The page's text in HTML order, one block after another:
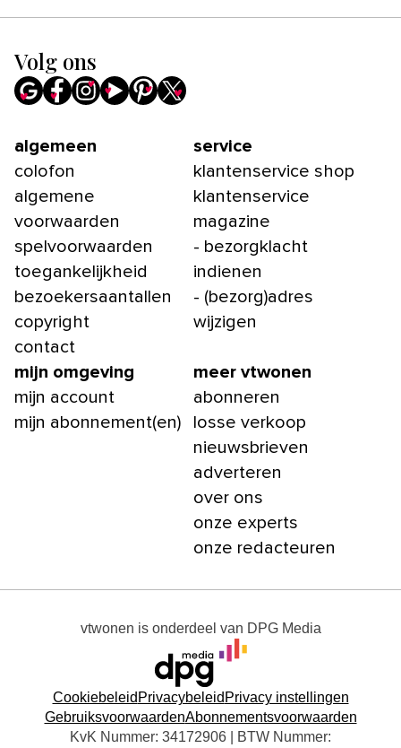
Volg ons
algemeen
colofon
algemene
voorwaarden
spelvoorwaarden
toegankelijkheid
bezoekersaantallen
copyright
contact
service
klantenservice shop
klantenservice
magazine
- bezorgklacht
indienen
- (bezorg)adres
wijzigen
mijn omgeving
mijn account
mijn abonnement(en)
meer vtwonen
abonneren
losse verkoop
nieuwsbrieven
adverteren
over ons
onze experts
onze redacteuren
vtwonen is onderdeel van DPG Media
Cookiebeleid Privacybeleid Privacy instellingen
GebruiksvoorwaardenAbonnementsvoorwaarden
KvK Nummer: 34172906 | BTW Nummer: